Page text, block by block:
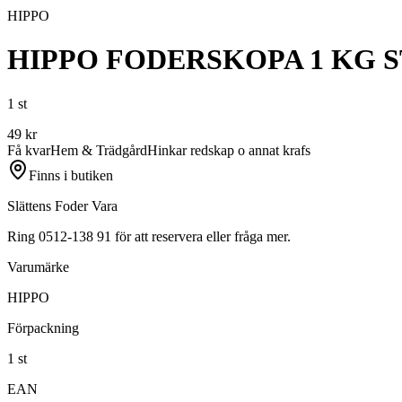
HIPPO
HIPPO FODERSKOPA 1 KG
1 st
49 kr
Få kvarHem & TrädgårdHinkar redskap o annat krafs
Finns i butiken
Slättens Foder Vara
Ring 0512-138 91 för att reservera eller fråga mer.
Varumärke
HIPPO
Förpackning
1 st
EAN